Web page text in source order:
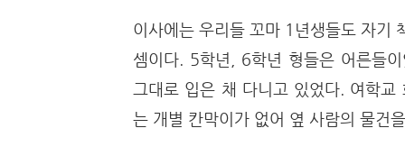
이사에는 우리들 꼬마 1년생들도 자기
셈이다. 5학년, 6학년 형들은 어른들
그대로 입은 채 다니고 있었다. 여학
는 개별 칸막이가 없어 옆 사람의 물건